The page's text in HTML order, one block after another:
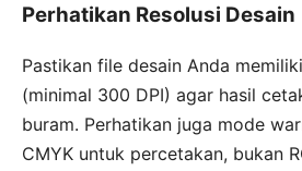
Perhatikan Resolusi Desain
Pastikan file desain Anda
(minimal 300 DPI) agar hasil
buram. Perhatikan juga mode
CMYK untuk percetakan, bukan